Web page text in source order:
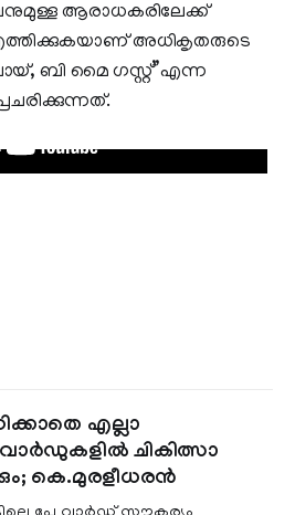
ആരാധകരിലേക്ക്
അധികൃതരുടെ
ബി മൈ ഗസ്റ്റ്”എന്ന
എല്ലാ
ചികിത്സാ
കെ.മുരളീധരൻ